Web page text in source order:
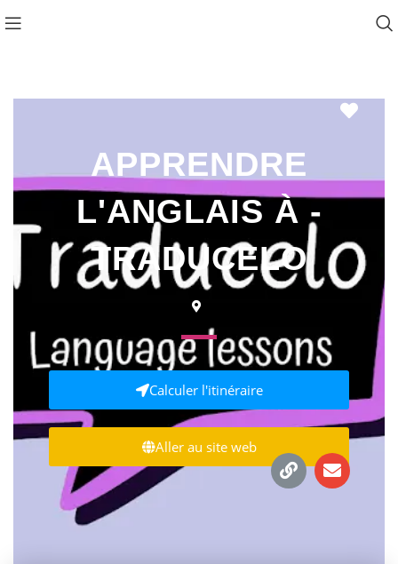
APPRENDRE
L'ANGLAIS À -
TRADUCELO
Calculer l'itinéraire
Aller au site web